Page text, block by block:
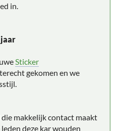
in.
Sticker
gekomen en we
makkelijk contact maakt
deze kar wouden